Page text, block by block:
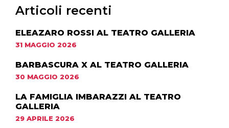
Articoli recenti
ELEAZARO ROSSI AL TEATRO GALLERIA
31 MAGGIO 2026
BARBASCURA X AL TEATRO GALLERIA
30 MAGGIO 2026
LA FAMIGLIA IMBARAZZI AL TEATRO
GALLERIA
29 APRILE 2026